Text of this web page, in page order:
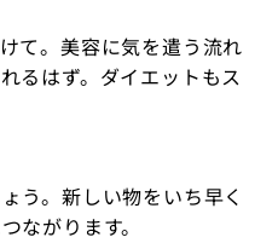
て。美容に気を遣う流れ
るはず。ダイエットもス
う。新しい物をいち早く
ながります。